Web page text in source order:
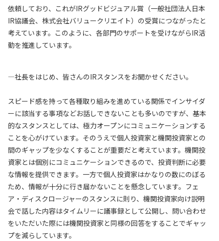
依頼しており、これがIRグッドビジュアル賞（一般社団法人日本
IR協議会、株式会社バリュークリエイト）の受賞につながったと
考えています。このように、各部門のサポートを受けながらIR活
動を推進しています。
—社長をはじめ、皆さんのIRスタンスをお聞かせください。
スピード感を持って各種取り組みを進めている関係でインサイダ
ーに該当する事項などお話しできないことも多いのですが、基本
的なスタンスとしては、極力オープンにコミュニケーションする
ことを心がけています。そのうえで個人投資家と機関投資家との
間のギャップを少なくすることが重要だと考えています。機関投
資家とは個別にコミュニケーションできるので、投資判断に必要
な情報を提供できます。一方で個人投資家はかなりの数にのぼる
ため、情報が十分に行き届かないことを懸念しています。フェ
ア・ディスクロージャーのスタンスに則り、機関投資家向け説明
会で話した内容はタイムリーに議事録として公開し、問い合わせ
をいただいた際には機関投資家と同様の回答をすることでギャッ
プを減らしています。